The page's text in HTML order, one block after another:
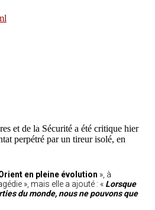
et de la Sécurité a été critique hier
perpétré par un tireur isolé, en
en pleine évolution », à
», mais elle a ajouté : « Lorsque
du monde, nous ne pouvons que